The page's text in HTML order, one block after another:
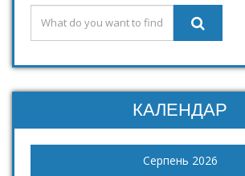
КАЛЕНДАР
Серпень 2026